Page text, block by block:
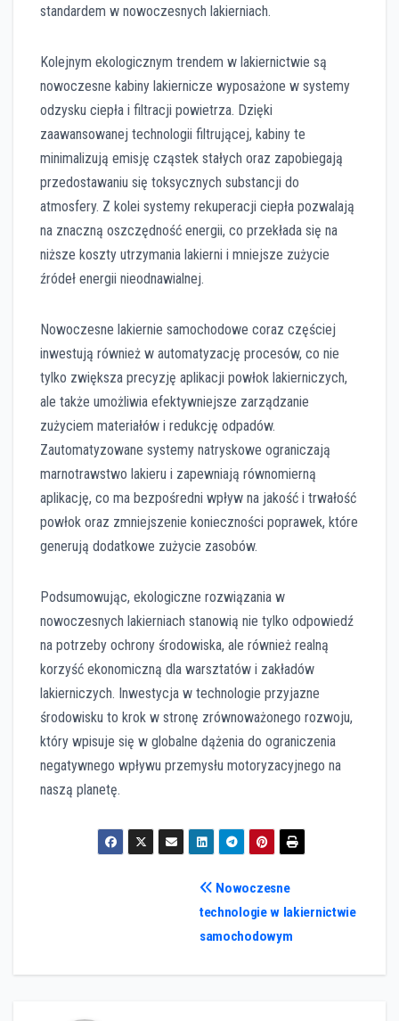
standardem w nowoczesnych lakierniach.
Kolejnym ekologicznym trendem w lakiernictwie są
nowoczesne kabiny lakiernicze wyposażone w systemy
odzysku ciepła i filtracji powietrza. Dzięki
zaawansowanej technologii filtrującej, kabiny te
minimalizują emisję cząstek stałych oraz zapobiegają
przedostawaniu się toksycznych substancji do
atmosfery. Z kolei systemy rekuperacji ciepła pozwalają
na znaczną oszczędność energii, co przekłada się na
niższe koszty utrzymania lakierni i mniejsze zużycie
źródeł energii nieodnawialnej.
Nowoczesne lakiernie samochodowe coraz częściej
inwestują również w automatyzację procesów, co nie
tylko zwiększa precyzję aplikacji powłok lakierniczych,
ale także umożliwia efektywniejsze zarządzanie
zużyciem materiałów i redukcję odpadów.
Zautomatyzowane systemy natryskowe ograniczają
marnotrawstwo lakieru i zapewniają równomierną
aplikację, co ma bezpośredni wpływ na jakość i trwałość
powłok oraz zmniejszenie konieczności poprawek, które
generują dodatkowe zużycie zasobów.
Podsumowując, ekologiczne rozwiązania w
nowoczesnych lakierniach stanowią nie tylko odpowiedź
na potrzeby ochrony środowiska, ale również realną
korzyść ekonomiczną dla warsztatów i zakładów
lakierniczych. Inwestycja w technologie przyjazne
środowisku to krok w stronę zrównoważonego rozwoju,
który wpisuje się w globalne dążenia do ograniczenia
negatywnego wpływu przemysłu motoryzacyjnego na
naszą planetę.
Nowoczesne
technologie w lakiernictwie
samochodowym